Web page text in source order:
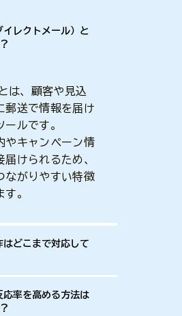
レクトメール）と
は、顧客や見込
郵送で情報を届け
ールです。
やキャンペーン情
届けられるため、
ながりやすい特徴
す。
どこまで対応して
率を高める方法は